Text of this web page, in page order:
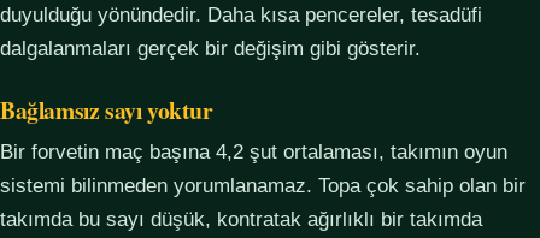
duyulduğu yönündedir. Daha kısa pencereler, tesadüfi
dalgalanmaları gerçek bir değişim gibi gösterir.
Bağlamsız sayı yoktur
Bir forvetin maç başına 4,2 şut ortalaması, takımın oyun
sistemi bilinmeden yorumlanamaz. Topa çok sahip olan bir
takımda bu sayı düşük, kontratak ağırlıklı bir takımda